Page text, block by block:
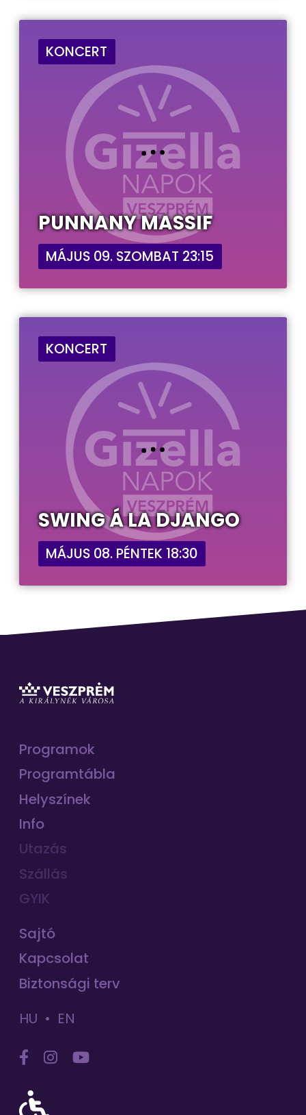
KONCERT
PUNNANY MASSIF
MÁJUS 09. SZOMBAT 23:15
KONCERT
SWING Á LA DJANGO
MÁJUS 08. PÉNTEK 18:30
Programok
Programtábla
Helyszínek
Info
Utazás
Szállás
GYIK
Sajtó
Kapcsolat
Biztonsági terv
HU
EN